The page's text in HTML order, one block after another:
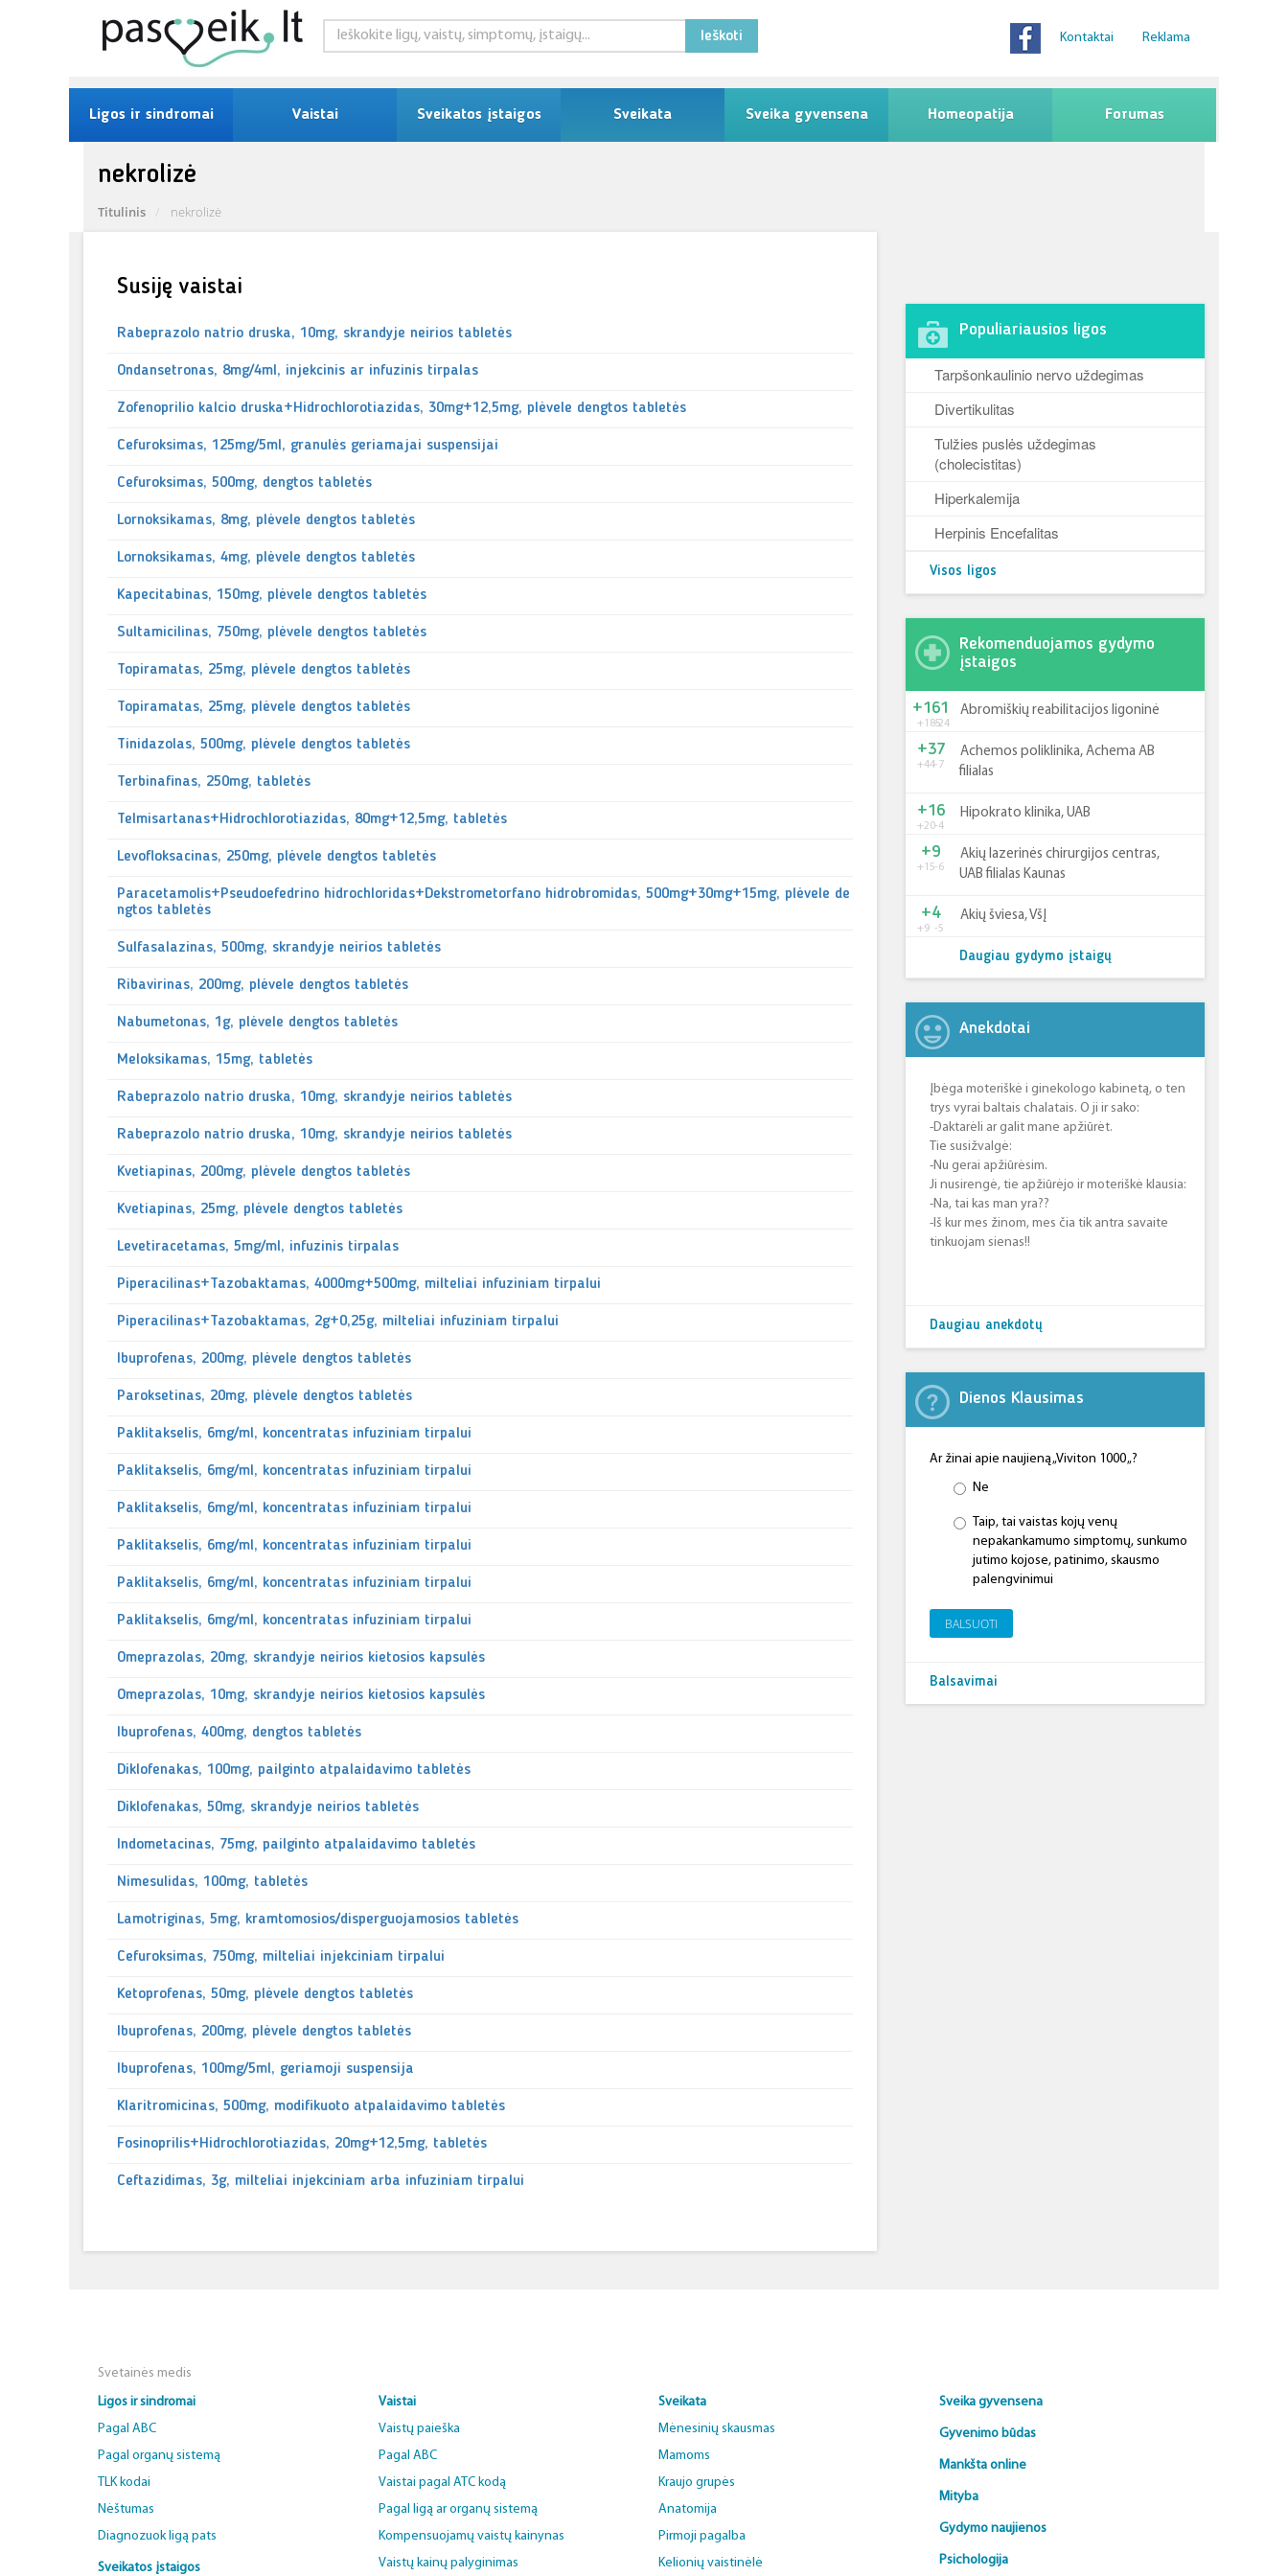
Ieškoti Kontaktai Reklama
Ligos ir sindromai Vaistai Sveikatos įstaigos Sveikata Sveika gyvensena Homeopatija Forumas
nekrolizė
Titulinis nekrolizė
Susiję vaistai
Rabeprazolo natrio druska, 10mg, skrandyje neirios tabletės
Ondansetronas, 8mg/4ml, injekcinis ar infuzinis tirpalas
Zofenoprilio kalcio druska+Hidrochlorotiazidas, 30mg+12,5mg, plėvele dengtos tabletės
Cefuroksimas, 125mg/5ml, granulės geriamajai suspensijai
Cefuroksimas, 500mg, dengtos tabletės
Lornoksikamas, 8mg, plėvele dengtos tabletės
Lornoksikamas, 4mg, plėvele dengtos tabletės
Kapecitabinas, 150mg, plėvele dengtos tabletės
Sultamicilinas, 750mg, plėvele dengtos tabletės
Topiramatas, 25mg, plėvele dengtos tabletės
Topiramatas, 25mg, plėvele dengtos tabletės
Tinidazolas, 500mg, plėvele dengtos tabletės
Terbinafinas, 250mg, tabletės
Telmisartanas+Hidrochlorotiazidas, 80mg+12,5mg, tabletės
Levofloksacinas, 250mg, plėvele dengtos tabletės
Paracetamolis+Pseudoefedrino hidrochloridas+Dekstrometorfano hidrobromidas, 500mg+30mg+15mg, plėvele de
ngtos tabletės
Sulfasalazinas, 500mg, skrandyje neirios tabletės
Ribavirinas, 200mg, plėvele dengtos tabletės
Nabumetonas, 1g, plėvele dengtos tabletės
Meloksikamas, 15mg, tabletės
Rabeprazolo natrio druska, 10mg, skrandyje neirios tabletės
Rabeprazolo natrio druska, 10mg, skrandyje neirios tabletės
Kvetiapinas, 200mg, plėvele dengtos tabletės
Kvetiapinas, 25mg, plėvele dengtos tabletės
Levetiracetamas, 5mg/ml, infuzinis tirpalas
Piperacilinas+Tazobaktamas, 4000mg+500mg, milteliai infuziniam tirpalui
Piperacilinas+Tazobaktamas, 2g+0,25g, milteliai infuziniam tirpalui
Ibuprofenas, 200mg, plėvele dengtos tabletės
Paroksetinas, 20mg, plėvele dengtos tabletės
Paklitakselis, 6mg/ml, koncentratas infuziniam tirpalui
Paklitakselis, 6mg/ml, koncentratas infuziniam tirpalui
Paklitakselis, 6mg/ml, koncentratas infuziniam tirpalui
Paklitakselis, 6mg/ml, koncentratas infuziniam tirpalui
Paklitakselis, 6mg/ml, koncentratas infuziniam tirpalui
Paklitakselis, 6mg/ml, koncentratas infuziniam tirpalui
Omeprazolas, 20mg, skrandyje neirios kietosios kapsulės
Omeprazolas, 10mg, skrandyje neirios kietosios kapsulės
Ibuprofenas, 400mg, dengtos tabletės
Diklofenakas, 100mg, pailginto atpalaidavimo tabletės
Diklofenakas, 50mg, skrandyje neirios tabletės
Indometacinas, 75mg, pailginto atpalaidavimo tabletės
Nimesulidas, 100mg, tabletės
Lamotriginas, 5mg, kramtomosios/disperguojamosios tabletės
Cefuroksimas, 750mg, milteliai injekciniam tirpalui
Ketoprofenas, 50mg, plėvele dengtos tabletės
Ibuprofenas, 200mg, plėvele dengtos tabletės
Ibuprofenas, 100mg/5ml, geriamoji suspensija
Klaritromicinas, 500mg, modifikuoto atpalaidavimo tabletės
Fosinoprilis+Hidrochlorotiazidas, 20mg+12,5mg, tabletės
Ceftazidimas, 3g, milteliai injekciniam arba infuziniam tirpalui
Populiariausios ligos
Tarpšonkaulinio nervo uždegimas
Divertikulitas
Tulžies puslės uždegimas
(cholecistitas)
Hiperkalemija
Herpinis Encefalitas
Visos ligos
Rekomenduojamos gydymo
įstaigos
+185-24
+161 Abromiškių reabilitacijos ligoninė
+44-7
+37
Achemos poliklinika, Achema AB
filialas
+20-4
+16 Hipokrato klinika, UAB
+15-6
+9
Akių lazerinės chirurgijos centras,
UAB filialas Kaunas
+9 -5
+4 Akių šviesa, VšĮ
Daugiau gydymo įstaigų
Anekdotai
Įbėga moteriškė i ginekologo kabinetą, o ten
trys vyrai baltais chalatais. O ji ir sako:
-Daktarėli ar galit mane apžiūrėt.
Tie susižvalgė:
-Nu gerai apžiūrėsim.
Ji nusirengė, tie apžiūrėjo ir moteriškė klausia:
-Na, tai kas man yra??
-Iš kur mes žinom, mes čia tik antra savaite
tinkuojam sienas!!
Daugiau anekdotų
Dienos Klausimas
Ar žinai apie naujieną „Viviton 1000 „?
Ne
Taip, tai vaistas kojų venų
nepakankamumo simptomų, sunkumo
jutimo kojose, patinimo, skausmo
palengvinimui
BALSUOTI
Balsavimai
Svetainės medis
Ligos ir sindromai
Pagal ABC
Pagal organų sistemą
TLK kodai
Nėštumas
Diagnozuok ligą pats
Sveikatos įstaigos
Vaistai
Vaistų paieška
Pagal ABC
Vaistai pagal ATC kodą
Pagal ligą ar organų sistemą
Kompensuojamų vaistų kainynas
Vaistų kainų palyginimas
Sveikata
Mėnesinių skausmas
Mamoms
Kraujo grupės
Anatomija
Pirmoji pagalba
Kelionių vaistinėlė
Sveika gyvensena
Gyvenimo būdas
Mankšta online
Mityba
Gydymo naujienos
Psichologija